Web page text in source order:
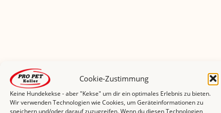
Cookie-Zustimmung
Keine Hundekekse - aber "Kekse" um dir ein optimales Erlebnis zu bieten.
Wir verwenden Technologien wie Cookies, um Geräteinformationen zu
speichern und/oder darauf zuzugreifen. Wenn du diesen Technologien